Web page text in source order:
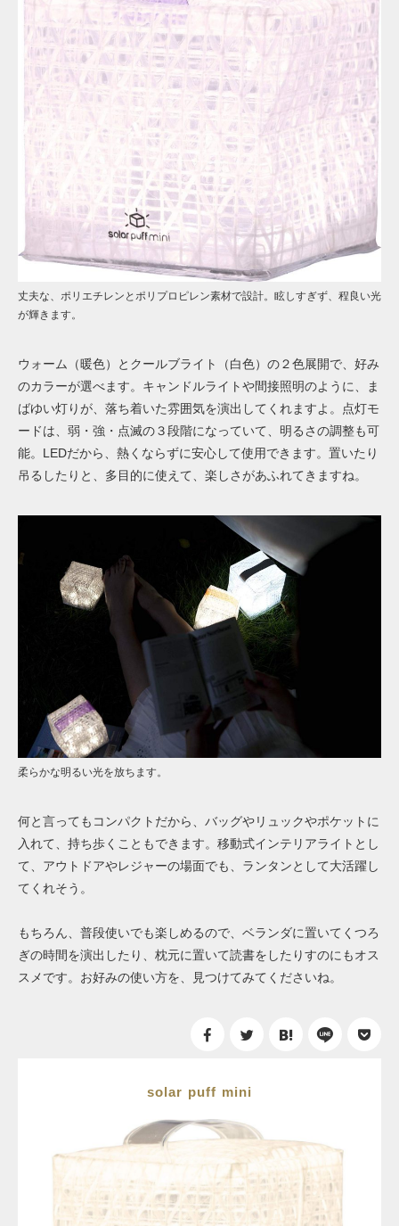
丈夫な、ポリエチレンとポリプロピレン素材で設計。眩しすぎず、程良い光
が輝きます。
ウォーム（暖色）とクールブライト（白色）の２色展開で、好み
のカラーが選べます。キャンドルライトや間接照明のように、ま
ばゆい灯りが、落ち着いた雰囲気を演出してくれますよ。点灯モ
ードは、弱・強・点滅の３段階になっていて、明るさの調整も可
能。 LEDだから、熱くならずに安心して使用できます。置いたり
吊るしたり と、多目的に使えて、 楽しさがあふれてきますね。
柔らかな明るい光を放ちます。
何と言ってもコンパクトだから、バッグやリュックやポケットに
入れて、 持ち歩くこともできます。移動式インテリアライトとし
て、 アウトドアやレジャーの場面でも、ランタンとして大活躍し
てくれそう。
もちろん、普段使いでも楽しめるので、ベランダに置いてくつろ
ぎの時間を演出したり、枕元に置いて読書をしたりすのにもオス
スメです。お好みの使い方を、見つけてみてくださいね。
solar puff mini